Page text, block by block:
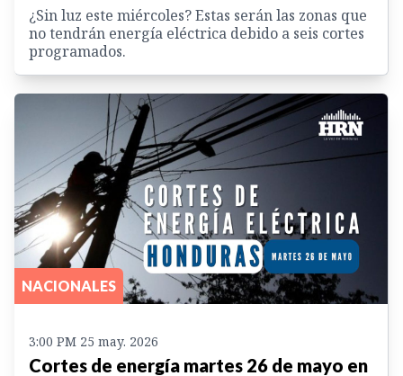
¿Sin luz este miércoles? Estas serán las zonas que
no tendrán energía eléctrica debido a seis cortes
programados.
NACIONALES
3:00 PM 25 may. 2026
Cortes de energía martes 26 de mayo en